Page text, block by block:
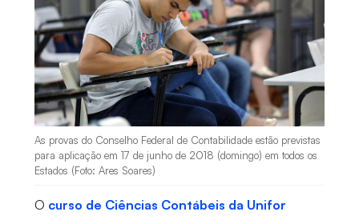
As provas do Conselho Federal de Contabilidade estão previstas
para aplicação em 17 de junho de 2018 (domingo) em todos os
Estados (Foto: Ares Soares)
O curso de Ciências Contábeis da Unifor